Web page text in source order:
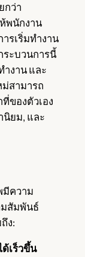
กว่า
พนักงาน
รเริ่มทำงาน
ระบวนการนี้
ำงาน และ
ม่สามารถ
ของตัวเอง
นิยม, และ
มีความ
สัมพันธ์
ง:
เร็วขึ้น